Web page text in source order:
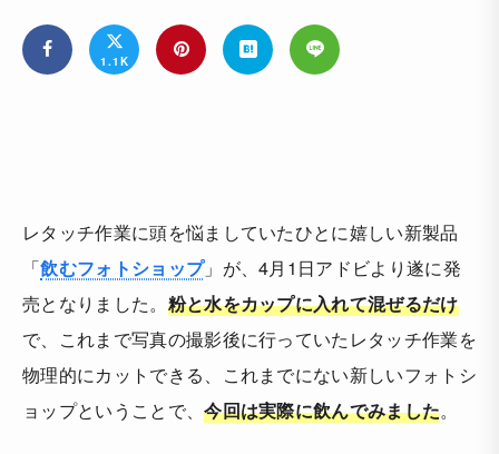
1.1K
レタッチ作業に頭を悩ましていたひとに嬉しい新製品
「飲むフォトショップ」が、4月1日アドビより遂に発
売となりました。 粉と水をカップに入れて混ぜるだけ
で、これまで写真の撮影後に行っていたレタッチ作業を
物理的にカットできる、これまでにない新しいフォトシ
ョップということで、今回は実際に飲んでみました。